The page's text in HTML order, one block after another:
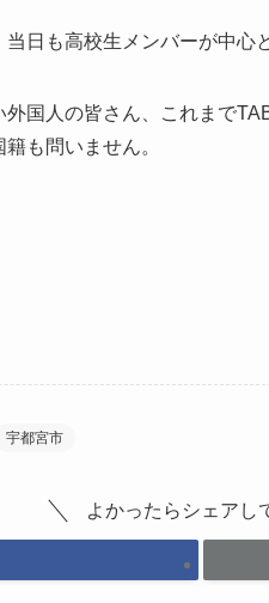
日も高校生メンバーが中心
国人の皆さん、これまで
も問いません。
宇都宮市
よかったらシェアし